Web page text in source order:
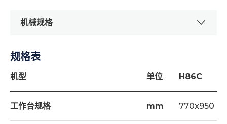
机械规格
规格表
机型 单位 H86C
工作台规格 mm 770x950
标准配件
导引头 0.5mm - 1
止水胶块 1.0mm - 3